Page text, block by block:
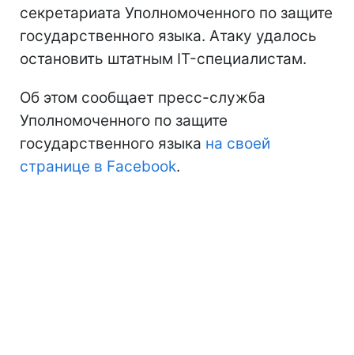
секретариата Уполномоченного по защите
государственного языка. Атаку удалось
остановить штатным IT-специалистам.
Об этом сообщает пресс-служба
Уполномоченного по защите
государственного языка на своей
странице в Facebook.